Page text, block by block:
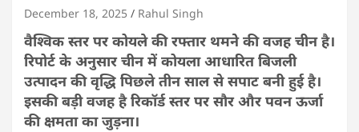
December 18, 2025 Rahul Singh
वैश्विक स्तर पर कोयले की रफ्तार थमनेे की वजह चीन है।
रिपोर्ट के अनुसार चीन में कोयला आधारित बिजली
उत्पादन की वृद्धि पिछले तीन साल से सपाट बनी हुई है।
इसकी बड़ी वजह है रिकॉर्ड स्तर पर सौर और पवन ऊर्जा
की क्षमता का जुड़ना।